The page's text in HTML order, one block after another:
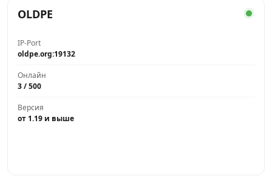
OLDPE
IP-Port
oldpe.org:19132
Онлайн
3 / 500
Версия
от 1.19 и выше